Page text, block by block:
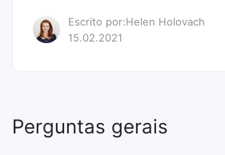
Escrito por:Helen Holovach
15.02.2021
Perguntas gerais